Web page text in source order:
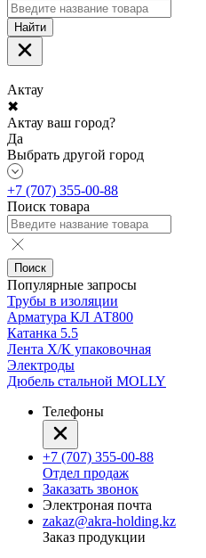
Найти
Актау
✖
Актау ваш город?
Да
Выбрать другой город
+7 (707) 355-00-88
Поиск товара
Поиск
Популярные запросы
Трубы в изоляции
Арматура КЛ АТ800
Катанка 5.5
Лента Х/К упаковочная
Электроды
Дюбель стальной MOLLY
Телефоны
+7 (707) 355-00-88
Отдел продаж
Заказать звонок
Электроная почта
zakaz@akra-holding.kz
Заказ продукции